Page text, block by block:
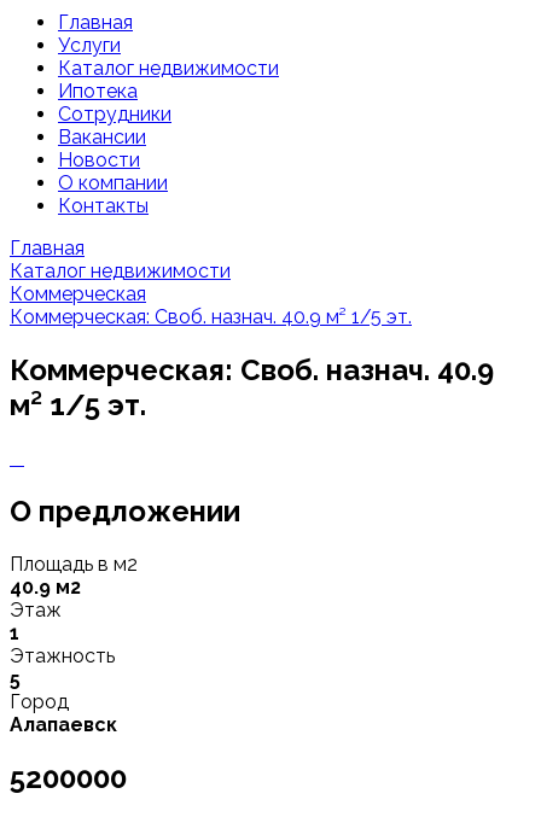
Главная
Услуги
Каталог недвижимости
Ипотека
Сотрудники
Вакансии
Новости
О компании
Контакты
Главная
Каталог недвижимости
Коммерческая
Коммерческая: Своб. назнач. 40.9 м² 1/5 эт.
Коммерческая: Своб. назнач. 40.9
м² 1/5 эт.
О предложении
Площадь в м2
40.9 м2
Этаж
1
Этажность
5
Город
Алапаевск
5200000